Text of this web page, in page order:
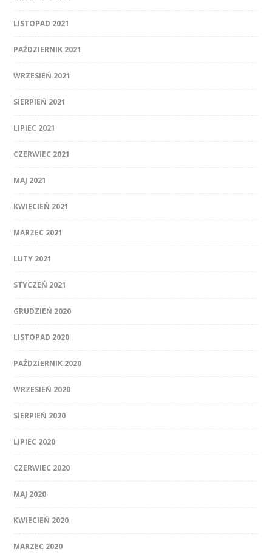
LISTOPAD 2021
PAŹDZIERNIK 2021
WRZESIEŃ 2021
SIERPIEŃ 2021
LIPIEC 2021
CZERWIEC 2021
MAJ 2021
KWIECIEŃ 2021
MARZEC 2021
LUTY 2021
STYCZEŃ 2021
GRUDZIEŃ 2020
LISTOPAD 2020
PAŹDZIERNIK 2020
WRZESIEŃ 2020
SIERPIEŃ 2020
LIPIEC 2020
CZERWIEC 2020
MAJ 2020
KWIECIEŃ 2020
MARZEC 2020